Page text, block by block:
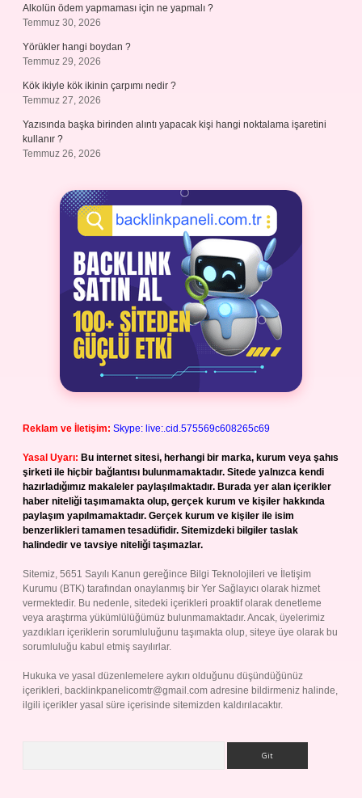
Alkolün ödem yapmaması için ne yapmalı ?
Temmuz 30, 2026
Yörükler hangi boydan ?
Temmuz 29, 2026
Kök ikiyle kök ikinin çarpımı nedir ?
Temmuz 27, 2026
Yazısında başka birinden alıntı yapacak kişi hangi noktalama işaretini
kullanır ?
Temmuz 26, 2026
Reklam ve İletişim: Skype: live:.cid.575569c608265c69
Yasal Uyarı: Bu internet sitesi, herhangi bir marka, kurum veya şahıs
şirketi ile hiçbir bağlantısı bulunmamaktadır. Sitede yalnızca kendi
hazırladığımız makaleler paylaşılmaktadır. Burada yer alan içerikler
haber niteliği taşımamakta olup, gerçek kurum ve kişiler hakkında
paylaşım yapılmamaktadır. Gerçek kurum ve kişiler ile isim
benzerlikleri tamamen tesadüfidir. Sitemizdeki bilgiler taslak
halindedir ve tavsiye niteliği taşımazlar.
Sitemiz, 5651 Sayılı Kanun gereğince Bilgi Teknolojileri ve İletişim
Kurumu (BTK) tarafından onaylanmış bir Yer Sağlayıcı olarak hizmet
vermektedir. Bu nedenle, sitedeki içerikleri proaktif olarak denetleme
veya araştırma yükümlülüğümüz bulunmamaktadır. Ancak, üyelerimiz
yazdıkları içeriklerin sorumluluğunu taşımakta olup, siteye üye olarak bu
sorumluluğu kabul etmiş sayılırlar.
Hukuka ve yasal düzenlemelere aykırı olduğunu düşündüğünüz
içerikleri, backlinkpanelicomtr@gmail.com adresine bildirmeniz halinde,
ilgili içerikler yasal süre içerisinde sitemizden kaldırılacaktır.